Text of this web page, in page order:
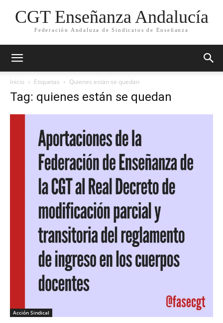
CGT Enseñanza Andalucía
Federación Andaluza de Sindicatos de Enseñanza
Inicio Etiquetas Quienes están se quedan
Tag: quienes están se quedan
Acción Sindical